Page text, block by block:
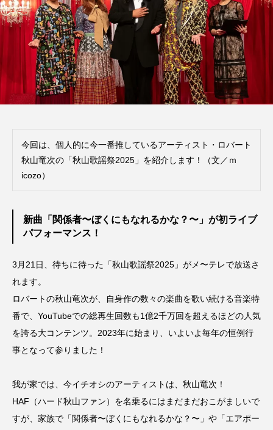
今回は、個人的に今一番推しているアーティスト・ロバート
秋山竜次の「秋山歌謡祭2025」を紹介します！（文／ｍ
icozo）
新曲「関係者〜ぼくにもなれるかな？〜」が初ライブ
パフォーマンス！
3月21日、待ちに待った「秋山歌謡祭2025」がメ〜テレで放送さ
れます。
ロバートの秋山竜次が、自身作の数々の楽曲を歌い続ける音楽特
番で、YouTubeでの総再生回数も1億2千万回を超えるほどの人気
を誇る大コンテンツ。2023年に始まり、いよいよ毎年の恒例行
事となって参りました！
我が家では、今イチオシのアーティストは、秋山竜次！
HAF（ハード秋山ファン）を名乗るにはまだまだおこがましいで
すが、家族で「関係者〜ぼくにもなれるかな？〜」や「エアポー